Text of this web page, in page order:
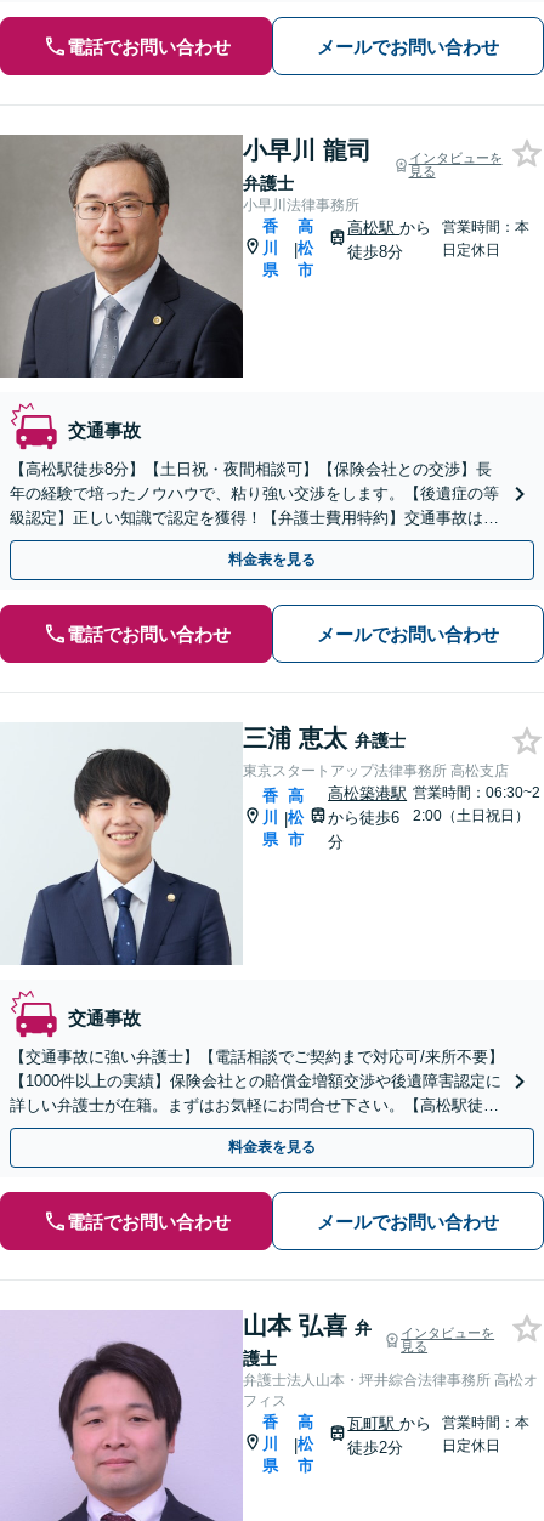
電話でお問い合わせ メールでお問い合わせ
小早川 龍司
弁護士
インタビューを
見る
小早川法律事務所
香
川
県
|
高
松
市
高松駅から
徒歩8分
営業時間：本
日定休日
交通事故
【高松駅徒歩8分】【土日祝・夜間相談可】【保険会社との交渉】長
年の経験で培ったノウハウで、粘り強い交渉をします。【後遺症の等
級認定】正しい知識で認定を獲得！【弁護士費用特約】交通事故は迅
速対応で結果が変わるので、お早めにご相談ください
料金表を見る
電話でお問い合わせ メールでお問い合わせ
三浦 恵太 弁護士
東京スタートアップ法律事務所 高松支店
香
川
県
|
高
松
市
高松築港駅
から徒歩6
分
営業時間：06:30~2
2:00（土日祝日）
交通事故
【交通事故に強い弁護士】【電話相談でご契約まで対応可/来所不要】
【1000件以上の実績】保険会社との賠償金増額交渉や後遺障害認定に
詳しい弁護士が在籍。まずはお気軽にお問合せ下さい。【高松駅徒歩
6分】
料金表を見る
電話でお問い合わせ メールでお問い合わせ
山本 弘喜 弁
護士
インタビューを
見る
弁護士法人山本・坪井綜合法律事務所 高松オ
フィス
香
川
県
|
高
松
市
瓦町駅から
徒歩2分
営業時間：本
日定休日